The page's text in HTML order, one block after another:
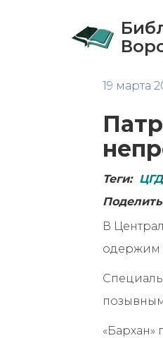
19 марта
Теги:
В
одержим